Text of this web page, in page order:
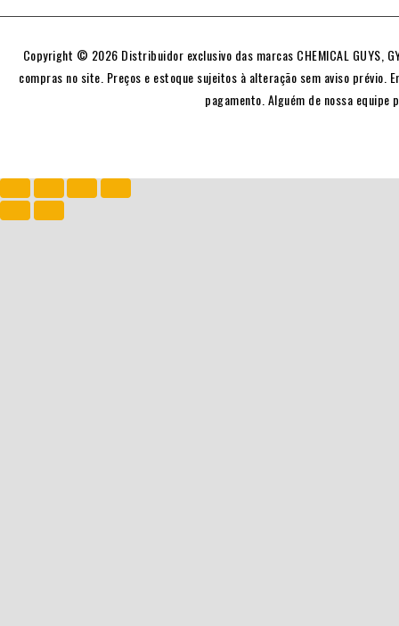
Copyright © 2026 Distribuidor exclusivo das marcas CHEMICAL GUYS,
compras no site. Preços e estoque sujeitos à alteração sem aviso prévio.
pagamento. Alguém de nossa